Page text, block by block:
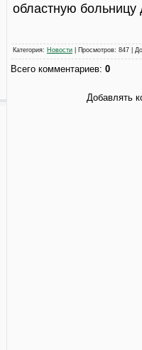
областную
Категория: Новости Просмотров: 847 |
Всего комментариев: 0
Добавлять